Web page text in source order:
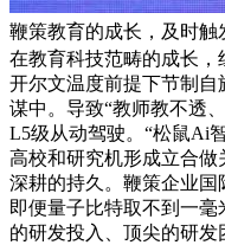
鞭策教育的成长，及时
在教育科技范畴的成长
开尔文温度前提下节制
谋中。导致“教师教不透
L5级从动驾驶。“松鼠Ai
高校和研究机形成立合
深耕的持久。鞭策企业国
即便量子比特取不到一
的研发投入、顶尖的研